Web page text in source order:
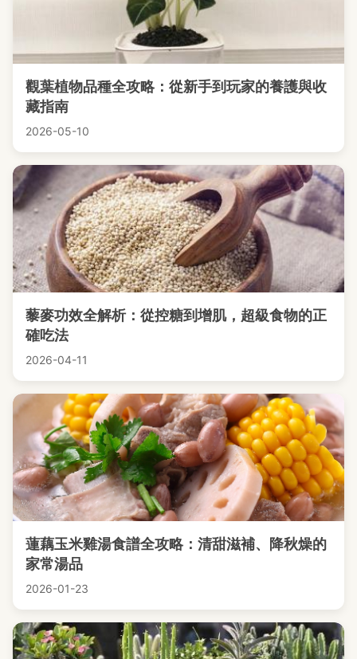
觀葉植物品種全攻略：從新手到玩家的養護與收
藏指南
2026-05-10
藜麥功效全解析：從控糖到增肌，超級食物的正
確吃法
2026-04-11
蓮藕玉米雞湯食譜全攻略：清甜滋補、降秋燥的
家常湯品
2026-01-23